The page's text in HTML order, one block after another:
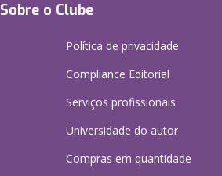
Sobre o Clube
Política de privacidade
Compliance Editorial
Serviços profissionais
Universidade do autor
Compras em quantidade